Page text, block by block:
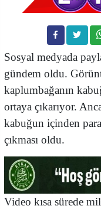
Sosyal medyada
gündem oldu.
kaplumbağanın
ortaya çıkarıyor.
kabuğun içinden
çıkması oldu.
Video kısa sürede